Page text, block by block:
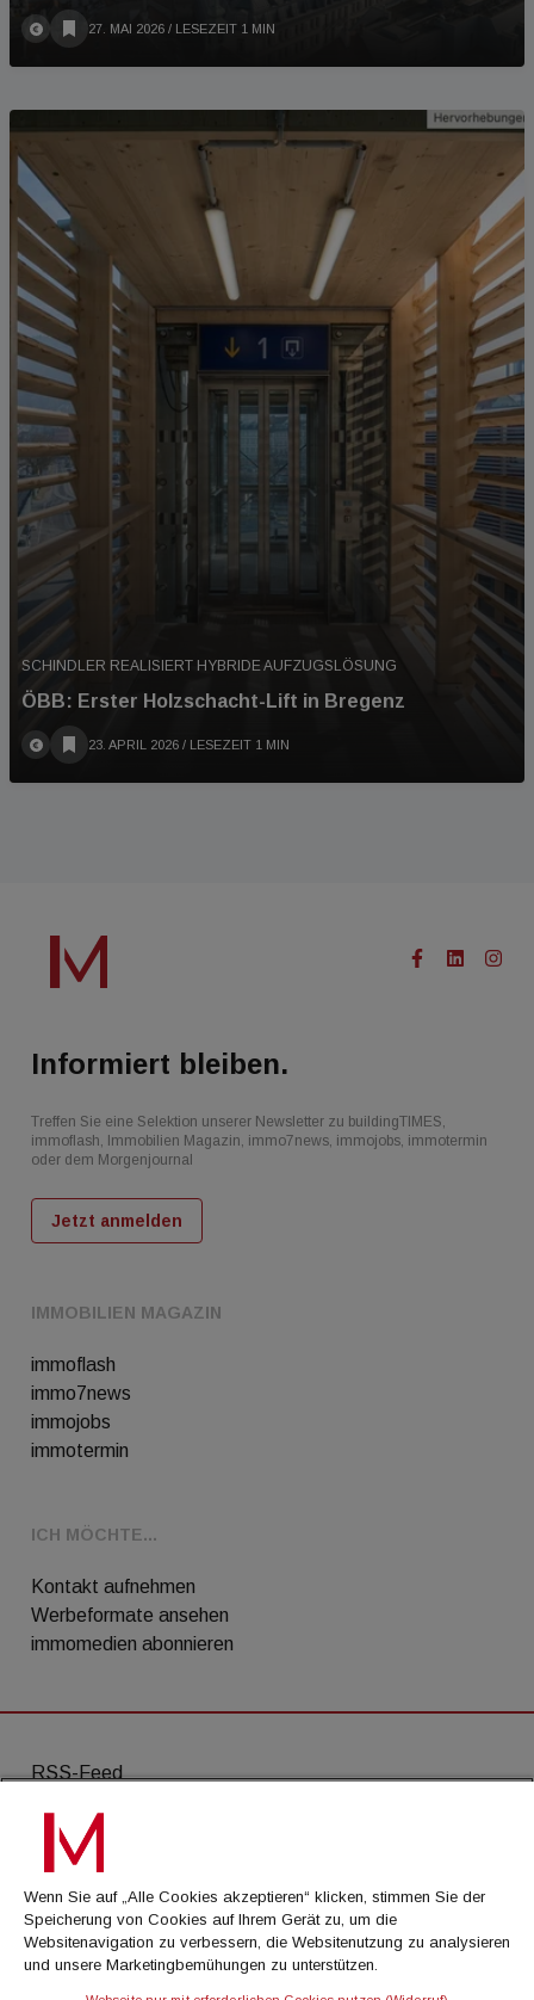
27. MAI 2026 / LESEZEIT 1 MIN
SCHINDLER REALISIERT HYBRIDE AUFZUGSLÖSUNG
ÖBB: Erster Holzschacht-Lift in Bregenz
23. APRIL 2026 / LESEZEIT 1 MIN
IMMOBILIEN MAGAZIN
immoflash
immo7news
immojobs
immotermin
ICH MÖCHTE...
Kontakt aufnehmen
Werbeformate ansehen
immomedien abonnieren
Informiert bleiben.
Treffen Sie eine Selektion unserer Newsletter zu buildingTIMES,
immoflash, Immobilien Magazin, immo7news, immojobs, immotermin
oder dem Morgenjournal
Jetzt anmelden
RSS-Feed
AGB
Datenschutz
Kontakt
Impressum
Wenn Sie auf „Alle Cookies akzeptieren“ klicken, stimmen Sie der
Speicherung von Cookies auf Ihrem Gerät zu, um die
Websitenavigation zu verbessern, die Websitenutzung zu analysieren
und unsere Marketingbemühungen zu unterstützen.